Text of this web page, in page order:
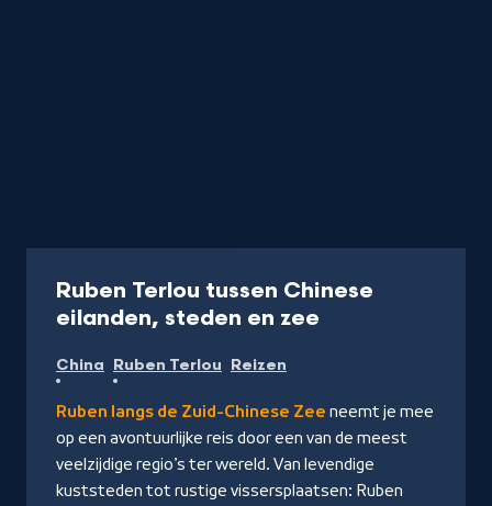
Ruben Terlou tussen Chinese
eilanden, steden en zee
Start
China Ruben Terlou Reizen
Ruben langs de Zuid-Chinese Zee neemt je mee
op een avontuurlijke reis door een van de meest
veelzijdige regio’s ter wereld. Van levendige
kuststeden tot rustige vissersplaatsen: Ruben